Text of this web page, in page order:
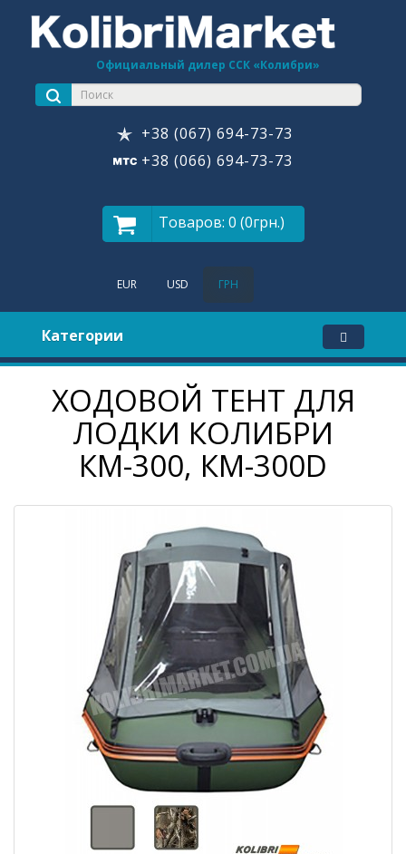
Официальный дилер ССК «Колибри»
+38 (067) 694-73-73
+38 (066) 694-73-73
Товаров: 0 (0грн.)
EUR USD ГРН
Категории
ХОДОВОЙ ТЕНТ ДЛЯ
ЛОДКИ КОЛИБРИ
КМ-300, КМ-300D